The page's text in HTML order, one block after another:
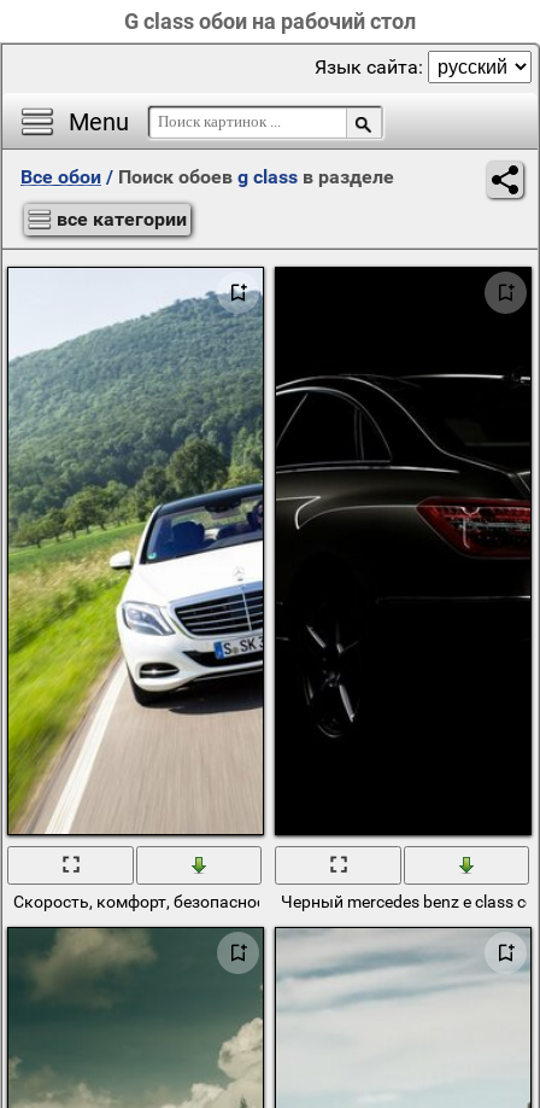
G class обои на рабочий стол
Menu
Язык сайта:
Все обои / Поиск обоев g class в разделе
все категории
Скорость, комфорт, безопасность с mercedes-benz s class
Черный mercedes benz e class